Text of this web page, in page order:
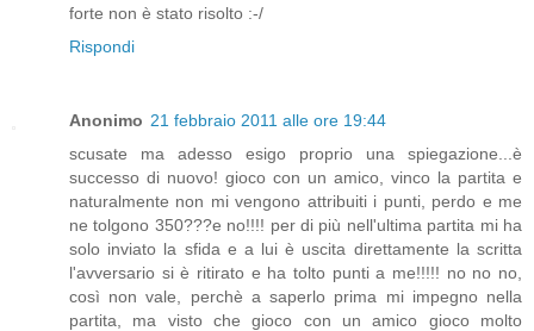
forte non è stato risolto :-/
Rispondi
Anonimo 21 febbraio 2011 alle ore 19:44
scusate ma adesso esigo proprio una spiegazione...è
successo di nuovo! gioco con un amico, vinco la partita e
naturalmente non mi vengono attribuiti i punti, perdo e me
ne tolgono 350???e no!!!! per di più nell'ultima partita mi ha
solo inviato la sfida e a lui è uscita direttamente la scritta
l'avversario si è ritirato e ha tolto punti a me!!!!! no no no,
così non vale, perchè a saperlo prima mi impegno nella
partita, ma visto che gioco con un amico gioco molto